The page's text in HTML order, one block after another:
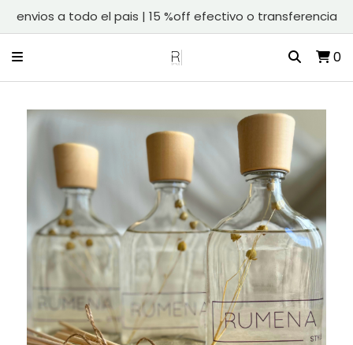
envios a todo el pais | 15 %off efectivo o transferencia
0